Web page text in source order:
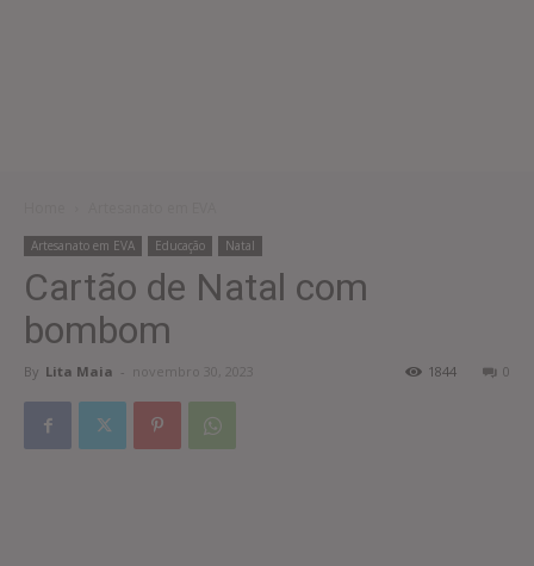
Artesanato em EVA Educação Natal
Cartão de Natal com
bombom
By Lita Maia - novembro 30, 2023 0
1844